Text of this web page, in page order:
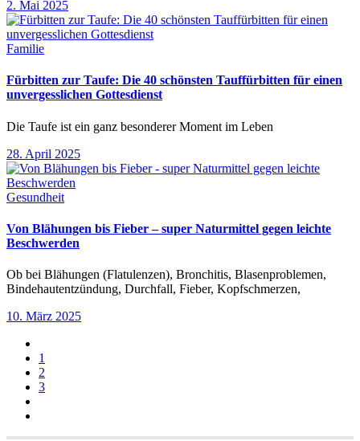
2. Mai 2025
Familie
Fürbitten zur Taufe: Die 40 schönsten Tauffürbitten für einen
unvergesslichen Gottesdienst
Die Taufe ist ein ganz besonderer Moment im Leben
28. April 2025
Gesundheit
Von Blähungen bis Fieber – super Naturmittel gegen leichte
Beschwerden
Ob bei Blähungen (Flatulenzen), Bronchitis, Blasenproblemen,
Bindehautentzündung, Durchfall, Fieber, Kopfschmerzen,
10. März 2025
1
2
3